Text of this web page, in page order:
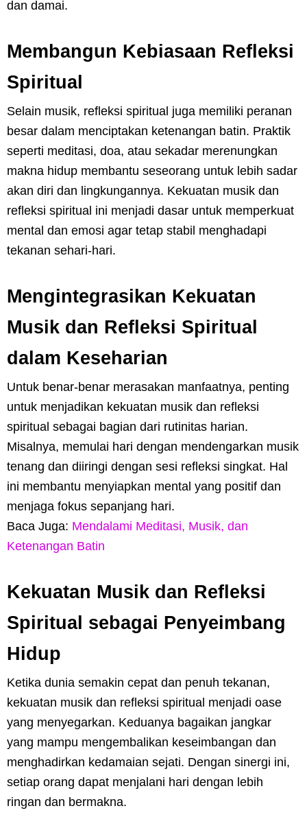
dan damai.
Membangun Kebiasaan Refleksi
Spiritual
Selain musik, refleksi spiritual juga memiliki peranan
besar dalam menciptakan ketenangan batin. Praktik
seperti meditasi, doa, atau sekadar merenungkan
makna hidup membantu seseorang untuk lebih sadar
akan diri dan lingkungannya. Kekuatan musik dan
refleksi spiritual ini menjadi dasar untuk memperkuat
mental dan emosi agar tetap stabil menghadapi
tekanan sehari-hari.
Mengintegrasikan Kekuatan
Musik dan Refleksi Spiritual
dalam Keseharian
Untuk benar-benar merasakan manfaatnya, penting
untuk menjadikan kekuatan musik dan refleksi
spiritual sebagai bagian dari rutinitas harian.
Misalnya, memulai hari dengan mendengarkan musik
tenang dan diiringi dengan sesi refleksi singkat. Hal
ini membantu menyiapkan mental yang positif dan
menjaga fokus sepanjang hari.
Baca Juga: Mendalami Meditasi, Musik, dan
Ketenangan Batin
Kekuatan Musik dan Refleksi
Spiritual sebagai Penyeimbang
Hidup
Ketika dunia semakin cepat dan penuh tekanan,
kekuatan musik dan refleksi spiritual menjadi oase
yang menyegarkan. Keduanya bagaikan jangkar
yang mampu mengembalikan keseimbangan dan
menghadirkan kedamaian sejati. Dengan sinergi ini,
setiap orang dapat menjalani hari dengan lebih
ringan dan bermakna.